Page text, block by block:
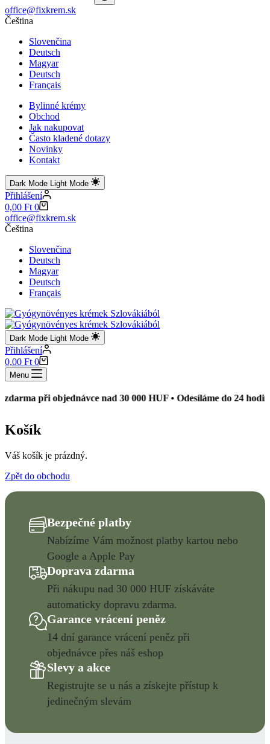
No
results
office@fixkrem.sk
Čeština
Slovenčina
Deutsch
Magyar
Deutsch
Français
Bylinné krémy
Obchod
Jak nakupovat
Často kladené dotazy
Novinky
Kontakt
Dark Mode Light Mode
Přihlášení
Shopping
cart
0,00 Ft 0
office@fixkrem.sk
Čeština
Slovenčina
Deutsch
Magyar
Deutsch
Français
Dark Mode Light Mode
Přihlášení
Shopping
cart
0,00 Ft 0
Menu
při objednávce nad 30 000 HUF • Odesíláme do 24 hodin
Košík
Váš košík je prázdný.
Zpět do obchodu
Bezpečné platby
Nabízíme Vám možnost platby kartou nebo
Google a Apple Pay
Doprava zdarma
Při nákupu nad 30 000 HUF získáváte
automaticky dopravu zdarma.
Garance vrácení peněz
14 dní garance vrácení peněz při
objednávce přes náš eshop
Slevy a akce
Registrujte se u nás a získejte přístup k
jedinečným slevám